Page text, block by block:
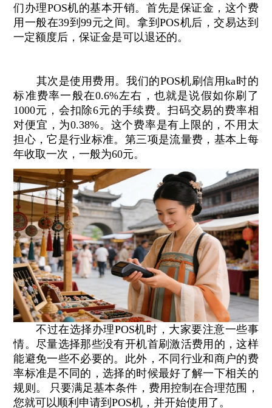
们办理POS机的基本开销。首先是保证金，这个费
用一般在39到99元之间。拿到POS机后，交易达到
一定额度后，保证金是可以退还的。
其次是使用费用。我们的POS机刷信用ka时的
标准费率一般在0.6%左右，也就是说假如你刷了
1000元，会扣除6元的手续费。扫码交易的费率相
对便宜，为0.38%。这个费率是有上限的，不用太
担心，它是行业标准。第三项是流量费，基本上每
年收取一次，一般为60元。
不过在选择办理POS机时，大家要注意一些事
情。尽量选择那些没有开机首刷激活费用的，这样
能避免一些不必要的。此外，不同行业和商户的费
率标准是不同的，选择的时候最好了解一下相关的
规则。 只要满足基本条件，费用控制在合理范围，
您就可以顺利申请到POS机，并开始使用了。